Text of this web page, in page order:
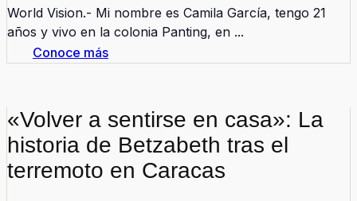
World Vision.- Mi nombre es Camila García, tengo 21
años y vivo en la colonia Panting, en ...
Conoce más
«Volver a sentirse en casa»: La
historia de Betzabeth tras el
terremoto en Caracas